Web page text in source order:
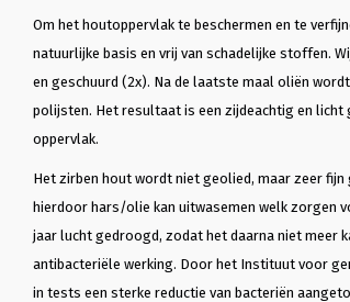
Om het houtoppervlak te beschermen en te
natuurlijke basis en vrij van schadelijke stoffen.
en geschuurd (2x). Na de laatste maal oliën
polijsten. Het resultaat is een zijdeachtig en licht
oppervlak.
Het zirben hout wordt niet geolied, maar zeer
hierdoor hars/olie kan uitwasemen welk zorgen
jaar lucht gedroogd, zodat het daarna niet meer
antibacteriële werking. Door het Instituut voor
in tests een sterke reductie van bacteriën